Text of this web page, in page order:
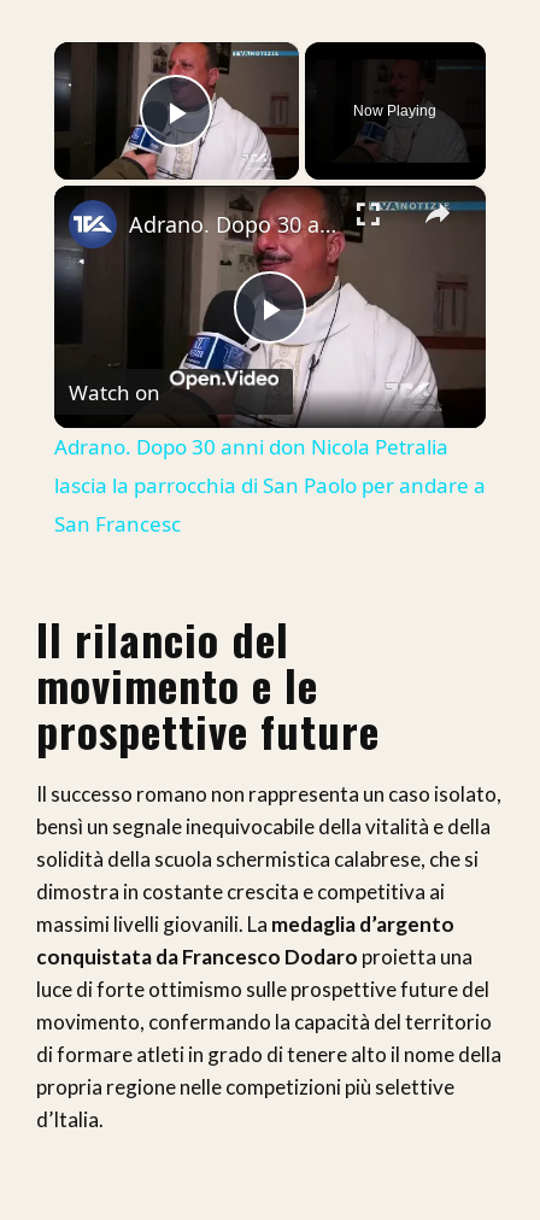
×
Play Video
Now Playing
×
Play
Video
Adrano. Dopo 30 anni don Nicola Petralia lascia la parrocchia di San Paolo per andare a San Francesc
Watch on
Adrano. Dopo 30 anni don Nicola Petralia
lascia la parrocchia di San Paolo per andare a
San Francesc
Il rilancio del
movimento e le
prospettive future
Il successo romano non rappresenta un caso isolato,
bensì un segnale inequivocabile della vitalità e della
solidità della scuola schermistica calabrese, che si
dimostra in costante crescita e competitiva ai
massimi livelli giovanili. La medaglia d’argento
conquistata da Francesco Dodaro proietta una
luce di forte ottimismo sulle prospettive future del
movimento, confermando la capacità del territorio
di formare atleti in grado di tenere alto il nome della
propria regione nelle competizioni più selettive
d’Italia.